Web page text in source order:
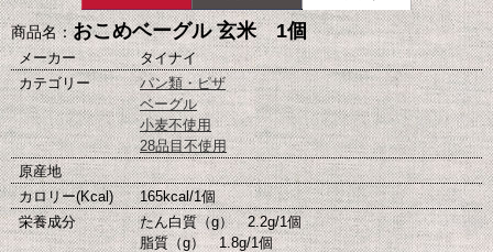
商品名：おこめベーグル 玄米 1個
メーカー
タイナイ
カテゴリー
パン類・ピザ
ベーグル
小麦不使用
28品目不使用
原産地
カロリー(Kcal)
165kcal/1個
栄養成分
たん白質（g） 2.2g/1個
脂質（g） 1.8g/1個